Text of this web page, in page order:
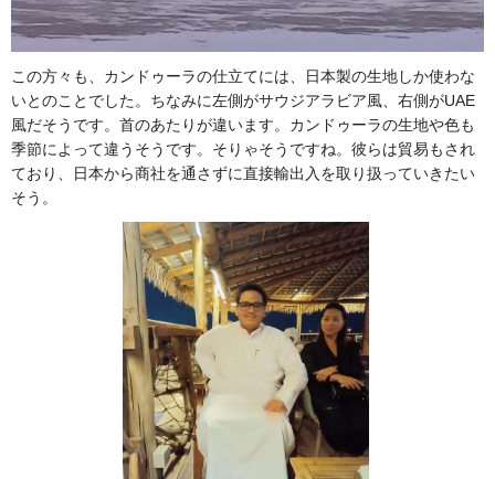
この方々も、カンドゥーラの仕立てには、日本製の生地しか使わな
いとのことでした。ちなみに左側がサウジアラビア風、右側がUAE
風だそうです。首のあたりが違います。カンドゥーラの生地や色も
季節によって違うそうです。そりゃそうですね。彼らは貿易もされ
ており、日本から商社を通さずに直接輸出入を取り扱っていきたい
そう。